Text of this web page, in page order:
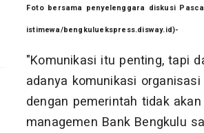
Foto bersama penyelenggara diskusi
istimewa/bengkuluekspress.disway.id)-
"Komunikasi itu penting, tapi
adanya komunikasi
dengan pemerintah tidak
managemen Bank Bengkulu